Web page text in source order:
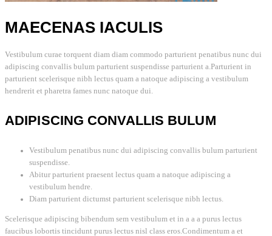
MAECENAS IACULIS
Vestibulum curae torquent diam diam commodo parturient penatibus nunc dui
adipiscing convallis bulum parturient suspendisse parturient a.Parturient in
parturient scelerisque nibh lectus quam a natoque adipiscing a vestibulum
hendrerit et pharetra fames nunc natoque dui.
ADIPISCING CONVALLIS BULUM
Vestibulum penatibus nunc dui adipiscing convallis bulum parturient
suspendisse.
Abitur parturient praesent lectus quam a natoque adipiscing a
vestibulum hendre.
Diam parturient dictumst parturient scelerisque nibh lectus.
Scelerisque adipiscing bibendum sem vestibulum et in a a a purus lectus
faucibus lobortis tincidunt purus lectus nisl class eros.Condimentum a et